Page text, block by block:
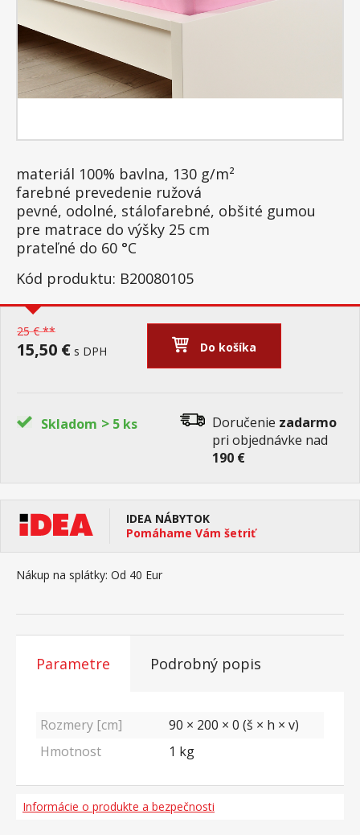
materiál 100% bavlna, 130 g/m²
farebné prevedenie ružová
pevné, odolné, stálofarebné, obšité gumou
pre matrace do výšky 25 cm
prateľné do 60 °C
Kód produktu: B20080105
25 € **
15,50 € s DPH Do košíka
Skladom > 5 ks Doručenie zadarmo
pri objednávke nad
190 €
IDEA NÁBYTOK
Pomáhame Vám šetriť
Nákup na splátky: Od 40 Eur
Parametre Podrobný popis
Rozmery [cm]
90 × 200 × 0 (š × h × v)
Hmotnost
1 kg
Informácie o produkte a bezpečnosti